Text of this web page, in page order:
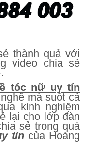
thành quả với
video chia sẻ
tóc nữ uy tín
mà suốt cả
kinh nghiệm
lại cho lớp đàn
sẻ trong quá
tín của Hoàng